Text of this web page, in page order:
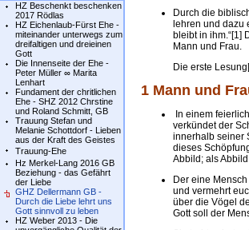
HZ Beschenkt beschenken
2017 Rödlas
HZ Eichenlaub-Fürst Ehe -
miteinander unterwegs zum
dreifaltigen und dreieinen
Gott
Die Innenseite der Ehe -
Peter Müller ∞ Marita
Lenhart
Fundament der chritlichen
Ehe - SHZ 2012 Chrstine
und Roland Schmitt, GB
Trauung Stefan und
Melanie Schottdorf - Lieben
aus der Kraft des Geistes
Trauung-Ehe
Hz Merkel-Lang 2016 GB
Beziehung - das Gefährt
der Liebe
GHZ Dellermann GB -
Durch die Liebe lehrt uns
Gott sinnvoll zu leben
HZ Weber 2013 - Die
Durch die
lehren und dazu
bleibt in ihm.“[1]
Mann und Frau.
Die erste
1 Mann und
In einem
verkündet der
innerhalb seiner
dieses
Abbild; als
Der eine
und vermehrt
über die Vögel
Gott soll der